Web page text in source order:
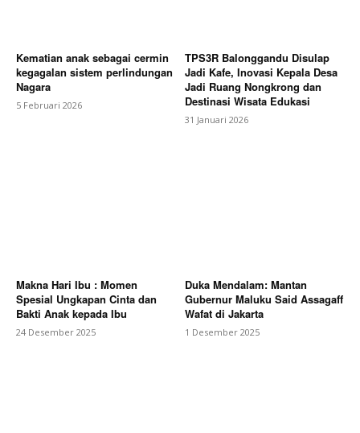
Kematian anak sebagai cermin
kegagalan sistem perlindungan
Nagara
5 Februari 2026
TPS3R Balonggandu Disulap
Jadi Kafe, Inovasi Kepala Desa
Jadi Ruang Nongkrong dan
Destinasi Wisata Edukasi
31 Januari 2026
Makna Hari Ibu : Momen
Spesial Ungkapan Cinta dan
Bakti Anak kepada Ibu
24 Desember 2025
Duka Mendalam: Mantan
Gubernur Maluku Said Assagaff
Wafat di Jakarta
1 Desember 2025